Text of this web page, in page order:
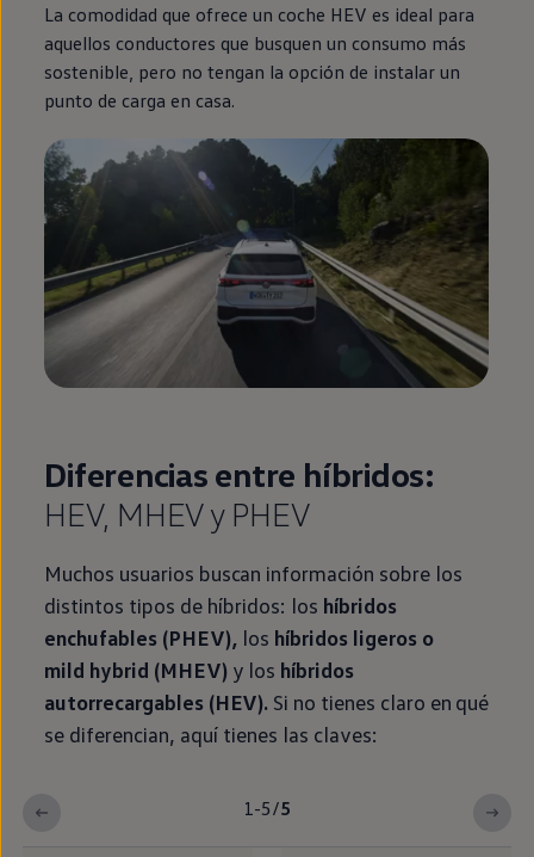
La comodidad que ofrece un coche HEV es ideal para
aquellos conductores que busquen un consumo más
sostenible, pero no tengan la opción de instalar un
punto de carga en casa.
Diferencias entre híbridos:
HEV, MHEV y PHEV
Muchos usuarios buscan información sobre los
distintos tipos de híbridos: los híbridos
enchufables (PHEV), los híbridos ligeros o
mild hybrid (MHEV)y los híbridos
autorrecargables (HEV). Si no tienes claro en qué
se diferencian, aquí tienes las claves:
1-5/5